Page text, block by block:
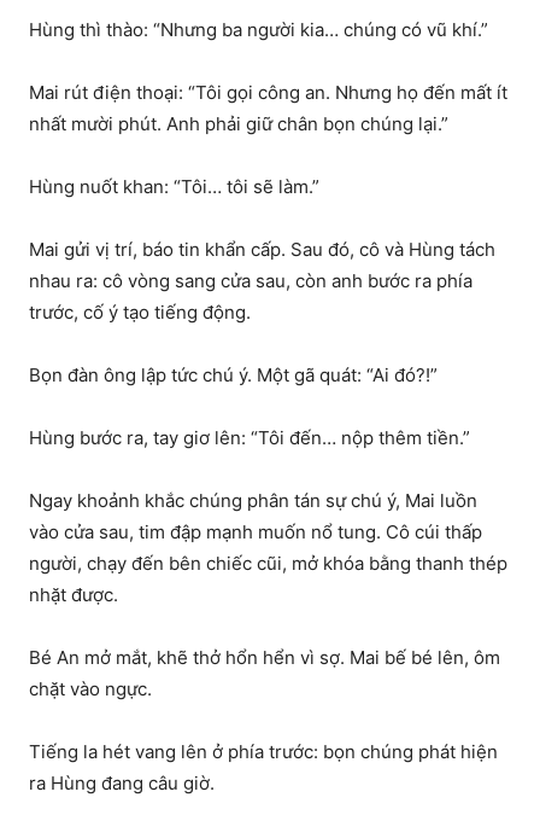
Hùng thì thào: “Nhưng ba người kia… chúng có vũ khí.”
Mai rút điện thoại: “Tôi gọi công an. Nhưng họ đến mất ít
nhất mười phút. Anh phải giữ chân bọn chúng lại.”
Hùng nuốt khan: “Tôi… tôi sẽ làm.”
Mai gửi vị trí, báo tin khẩn cấp. Sau đó, cô và Hùng tách
nhau ra: cô vòng sang cửa sau, còn anh bước ra phía
trước, cố ý tạo tiếng động.
Bọn đàn ông lập tức chú ý. Một gã quát: “Ai đó?!”
Hùng bước ra, tay giơ lên: “Tôi đến… nộp thêm tiền.”
Ngay khoảnh khắc chúng phân tán sự chú ý, Mai luồn
vào cửa sau, tim đập mạnh muốn nổ tung. Cô cúi thấp
người, chạy đến bên chiếc cũi, mở khóa bằng thanh thép
nhặt được.
Bé An mở mắt, khẽ thở hổn hển vì sợ. Mai bế bé lên, ôm
chặt vào ngực.
Tiếng la hét vang lên ở phía trước: bọn chúng phát hiện
ra Hùng đang câu giờ.